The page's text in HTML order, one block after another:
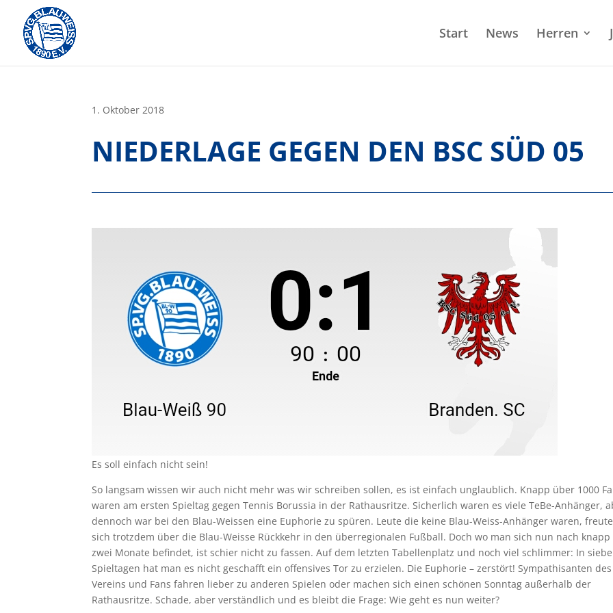
content
Start News Herren
1. Oktober 2018
NIEDERLAGE GEGEN DEN BSC SÜD 05
Es soll einfach nicht sein!
So langsam wissen wir auch nicht mehr was wir schreiben sollen, es ist einfach unglaublich. Knapp über 1000
waren am ersten Spieltag gegen Tennis Borussia in der Rathausritze. Sicherlich waren es viele TeBe-Anhänger,
dennoch war bei den Blau-Weissen eine Euphorie zu spüren. Leute die keine Blau-Weiss-Anhänger waren,
sich trotzdem über die Blau-Weisse Rückkehr in den überregionalen Fußball. Doch wo man sich nun nach knapp
zwei Monate befindet, ist schier nicht zu fassen. Auf dem letzten Tabellenplatz und noch viel schlimmer: In
Spieltagen hat man es nicht geschafft ein offensives Tor zu erzielen. Die Euphorie – zerstört! Sympathisanten des
Vereins und Fans fahren lieber zu anderen Spielen oder machen sich einen schönen Sonntag außerhalb der
Rathausritze. Schade, aber verständlich und es bleibt die Frage: Wie geht es nun weiter?